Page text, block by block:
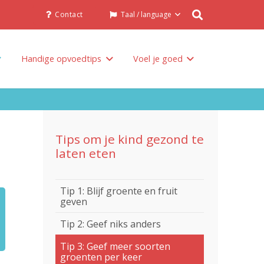
Contact Taal / language
Handige opvoedtips Voel je goed
Tips om je kind gezond te
laten eten
Tip 1: Blijf groente en fruit
geven
Tip 2: Geef niks anders
Tip 3: Geef meer soorten
groenten per keer